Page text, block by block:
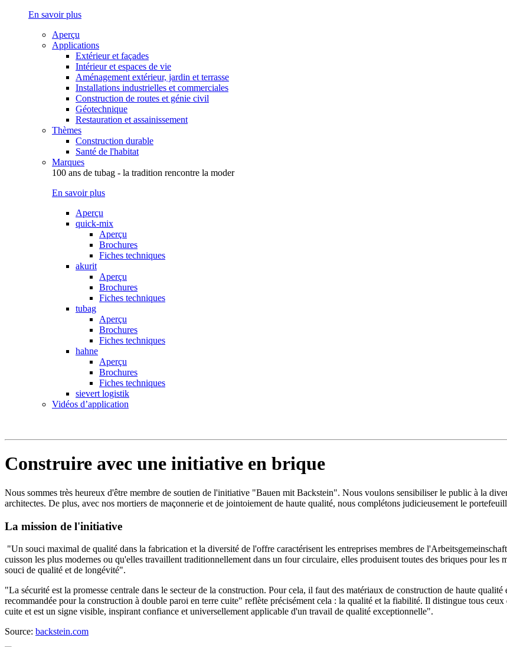
En savoir plus
Aperçu
Applications
Extérieur et façades
Intérieur et espaces de vie
Aménagement extérieur, jardin et terrasse
Installations industrielles et commerciales
Construction de routes et génie civil
Géotechnique
Restauration et assainissement
Thèmes
Construction durable
Santé de l'habitat
Marques
100 ans de tubag - la tradition rencontre la moder
En savoir plus
Aperçu
quick-mix
Aperçu
Brochures
Fiches techniques
akurit
Aperçu
Brochures
Fiches techniques
tubag
Aperçu
Brochures
Fiches techniques
hahne
Aperçu
Brochures
Fiches techniques
sievert logistik
Vidéos d’application
Construire avec une initiative en brique
Nous sommes très heureux d'être membre de soutien de l'initiative "Bauen mit Backstein". Nous voulons sensibiliser le public à la
architectes. De plus, avec nos mortiers de maçonnerie et de jointoiement de haute qualité, nous complétons judicieusement le
La mission de l'initiative
"Un souci maximal de qualité dans la fabrication et la diversité de l'offre caractérisent les entreprises membres de
cuisson les plus modernes ou qu'elles travaillent traditionnellement dans un four circulaire, elles produisent toutes des briques pour les
souci de qualité et de longévité".
"La sécurité est la promesse centrale dans le secteur de la construction. Pour cela, il faut des matériaux de construction de haute
recommandée pour la construction à double paroi en terre cuite" reflète précisément cela : la qualité et la fiabilité. Il distingue tous
cuite et est un signe visible, inspirant confiance et universellement applicable d'un travail de qualité exceptionnelle".
Source: backstein.com